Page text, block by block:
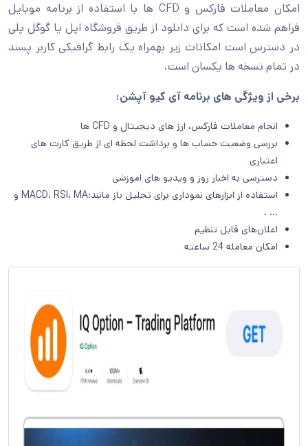
امکان معاملات فارکس و CFD ها با استفاده از برنامه موبایل
فراهم شده است که برای دانلود از طریق فروشگاه اپل یا گوگل پلی
در دسترس است امکانات زیر بهمراه یک رابط گرافیکی کاربر پسند
در تمام نسخه ها یکسان است.
برخی از ویژگی های برنامه آی کیو آپشن:
انجام معاملات فارکس، ارز های دیجیتال و CFD ها
بررسی وضعیت حساب ها و برداشت لحظه ای از طریق کارت های
اعتباری
دسترسی به اخبار روز و ویدیو های اموزشی
استفاده از ابزارهای نموداری برای تحلیل باز مانند:MACD، RSI، MA و
… .
اعلان‌های قابل تنظیم
امکان معامله 24 ساعته